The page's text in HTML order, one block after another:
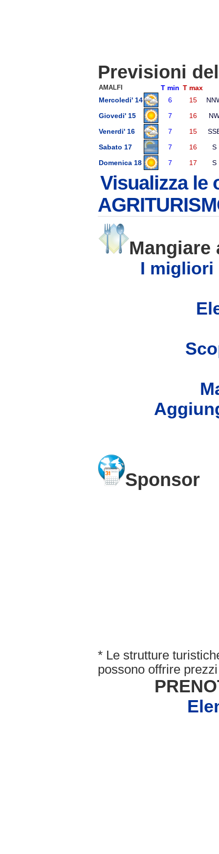
Previsioni
AMALFI T min T max
Mercoledi' 14
6 15
Giovedi' 15
7 16
Venerdi' 16
7 15
Sabato 17
7 16
S
Domenica 18
7 17 S
Visualizza le
Mangiare
I migliori
Sponsor
* Le strutture
possono offrire